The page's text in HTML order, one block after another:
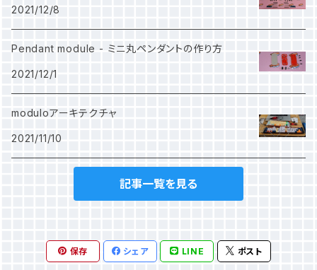
2021/12/8
Pendant module - ミニ丸ペンダントの作り方
2021/12/1
moduloアーキテクチャ
2021/11/10
記事一覧を見る
保存 シェア LINE ポスト